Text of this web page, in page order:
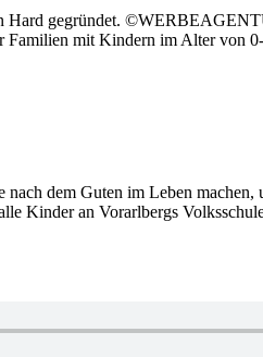
Hard gegründet.
mit Kindern im Alter
dem Guten im Leben
Kinder an Vorarlbergs